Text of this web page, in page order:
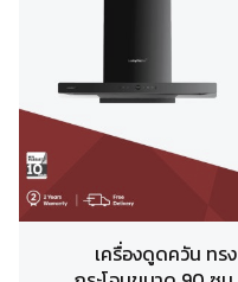
เครื่องดูดควัน ทรง